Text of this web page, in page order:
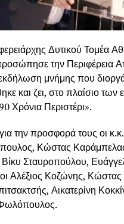
Δυτικού Τομέα
την Περιφέρεια
εκδήλωση μνήμης που
και ζει, στο πλαίσιο
Χρόνια Περιστέρι».
την προσφορά τους οι
Κώστας
Σταυροπούλου,
Αλέξιος Κοζώνης,
Αικατερίνη